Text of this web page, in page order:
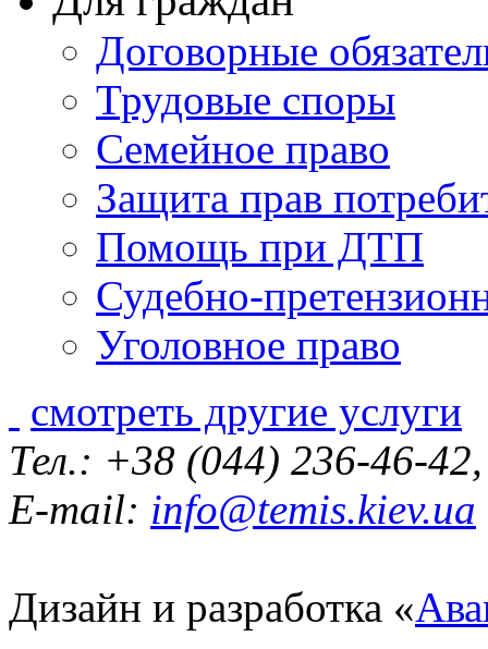
Договорные
Трудовые споры
Семейное право
Защита прав
Помощь при ДТП
Судебно-
Уголовное право
смотреть другие услуги
Тел.: +38 (044) 236-46-
E-mail: info@temis.kiev.ua
Дизайн и разработка «